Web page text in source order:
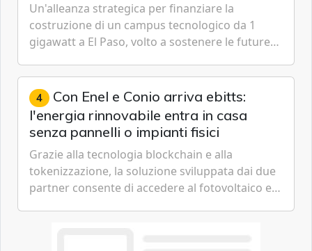
Un'alleanza strategica per finanziare la
costruzione di un campus tecnologico da 1
gigawatt a El Paso, volto a sostenere le future
artificiale dell'azienda di Mark Zuckerberg.
4 Con Enel e Conio arriva ebitts:
l'energia rinnovabile entra in casa
senza pannelli o impianti fisici
Grazie alla tecnologia blockchain e alla
tokenizzazione, la soluzione sviluppata dai due
partner consente di accedere al fotovoltaico e